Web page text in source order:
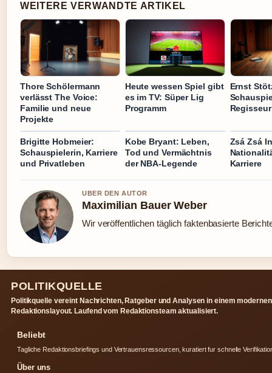
WEITERE VERWANDTE ARTIKEL
Thore Schölermann
verlässt The Voice:
Familie und neue
Projekte
Heute wessen Spiel gibt
es im TV: Süper Lig
Programm
Ernst
Regisseur
Brigitte Hobmeier:
Schauspielerin, Karriere
und Privatleben
Kobe Bryant: Leben,
Tod und Vermächtnis
der NBA-Legende
Zsá Zsá
Karriere
UBER DEN AUTOR
Maximilian Bauer Weber
Wir veröffentlichen täglich faktenbasierte
POLITIKQUELLE
Politikquelle vereint Nachrichten, Ratgeber und Analysen in einem modernen
Redaktionslayout. Laufend vom Redaktionsteam aktualisiert.
Beliebt
Tagliche Redaktionsbriefings und Vertrauensressourcen, kuratiert fur schnelle
Über uns